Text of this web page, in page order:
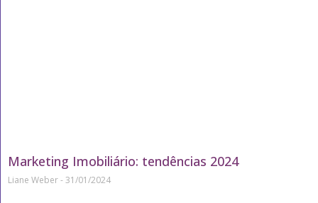
Marketing Imobiliário: tendências 2024
Liane Weber 31/01/2024